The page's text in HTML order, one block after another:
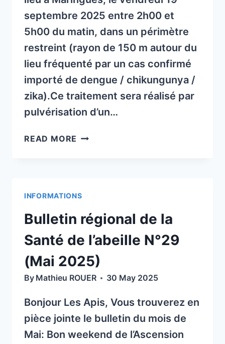
septembre 2025 entre 2h00 et
5h00 du matin, dans un périmètre
restreint (rayon de 150 m autour du
lieu fréquenté par un cas confirmé
importé de dengue / chikungunya /
zika).Ce traitement sera réalisé par
pulvérisation d’un…
READ MORE URGENT!!!!
MARINGUES
INFORMATIONS
Bulletin régional de la
Santé de l’abeille N°29
(Mai 2025)
By Mathieu ROUER 30 May 2025
Bonjour Les Apis, Vous trouverez en
pièce jointe le bulletin du mois de
Mai: Bon weekend de l’Ascension